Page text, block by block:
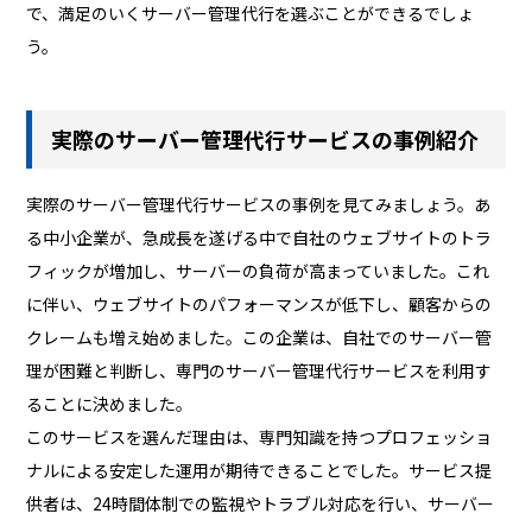
で、満足のいくサーバー管理代行を選ぶことができるでしょ
う。
実際のサーバー管理代行サービスの事例紹介
実際のサーバー管理代行サービスの事例を見てみましょう。あ
る中小企業が、急成長を遂げる中で自社のウェブサイトのトラ
フィックが増加し、サーバーの負荷が高まっていました。これ
に伴い、ウェブサイトのパフォーマンスが低下し、顧客からの
クレームも増え始めました。この企業は、自社でのサーバー管
理が困難と判断し、専門のサーバー管理代行サービスを利用す
ることに決めました。
このサービスを選んだ理由は、専門知識を持つプロフェッショ
ナルによる安定した運用が期待できることでした。サービス提
供者は、24時間体制での監視やトラブル対応を行い、サーバー